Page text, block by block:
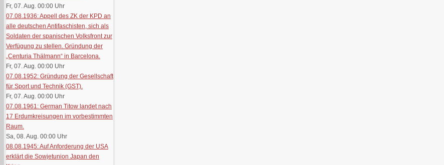
Fr, 07. Aug. 00:00 Uhr
07.08.1936: Appell des ZK der KPD an
alle deutschen Antifaschisten, sich als
Soldaten der spanischen Volksfront zur
Verfügung zu stellen. Gründung der
„Centuria Thälmann“ in Barcelona.
Fr, 07. Aug. 00:00 Uhr
07.08.1952: Gründung der Gesellschaft
für Sport und Technik (GST).
Fr, 07. Aug. 00:00 Uhr
07.08.1961: German Titow landet nach
17 Erdumkreisungen im vorbestimmten
Raum.
Sa, 08. Aug. 00:00 Uhr
08.08.1945: Auf Anforderung der USA
erklärt die Sowjetunion Japan den